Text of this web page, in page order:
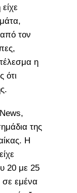
τον
η
ότι
της
Η
20 με 25
σε εμένα